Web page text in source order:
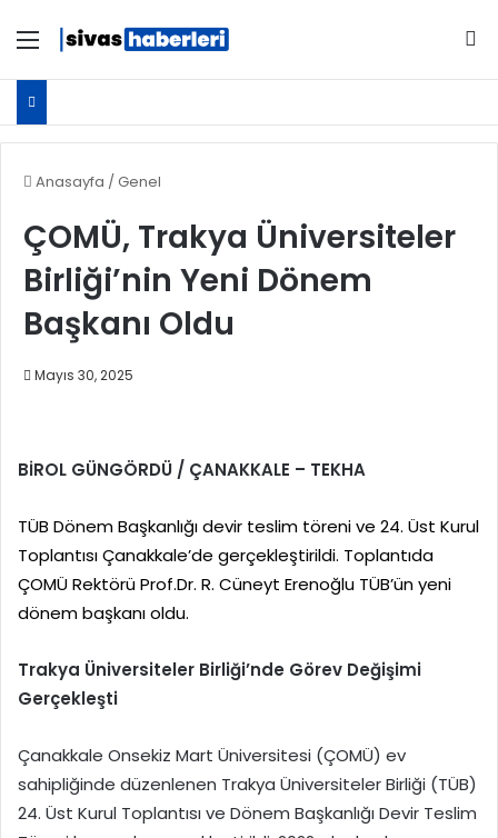
Menü
Anasayfa / Genel
ÇOMÜ, Trakya Üniversiteler
Birliği’nin Yeni Dönem
Başkanı Oldu
Mayıs 30, 2025
BİROL GÜNGÖRDÜ / ÇANAKKALE – TEKHA
TÜB Dönem Başkanlığı devir teslim töreni ve 24. Üst Kurul
Toplantısı Çanakkale’de gerçekleştirildi. Toplantıda
ÇOMÜ Rektörü Prof.Dr. R. Cüneyt Erenoğlu TÜB’ün yeni
dönem başkanı oldu.
Trakya Üniversiteler Birliği’nde Görev Değişimi
Gerçekleşti
Çanakkale Onsekiz Mart Üniversitesi (ÇOMÜ) ev
sahipliğinde düzenlenen Trakya Üniversiteler Birliği (TÜB)
24. Üst Kurul Toplantısı ve Dönem Başkanlığı Devir Teslim